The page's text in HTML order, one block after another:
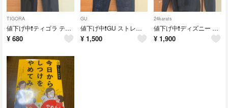
TIGORA
値下げ中❗ティゴラ テーパードパンツ 黒 S
¥ 680
GU
値下げ中❗GU ストレッチスリムジーンズ 31 紺
¥ 1,500
24karats
値下げ中❗ディズニー 24karats コラボ パーカー S 黒
¥ 1,900